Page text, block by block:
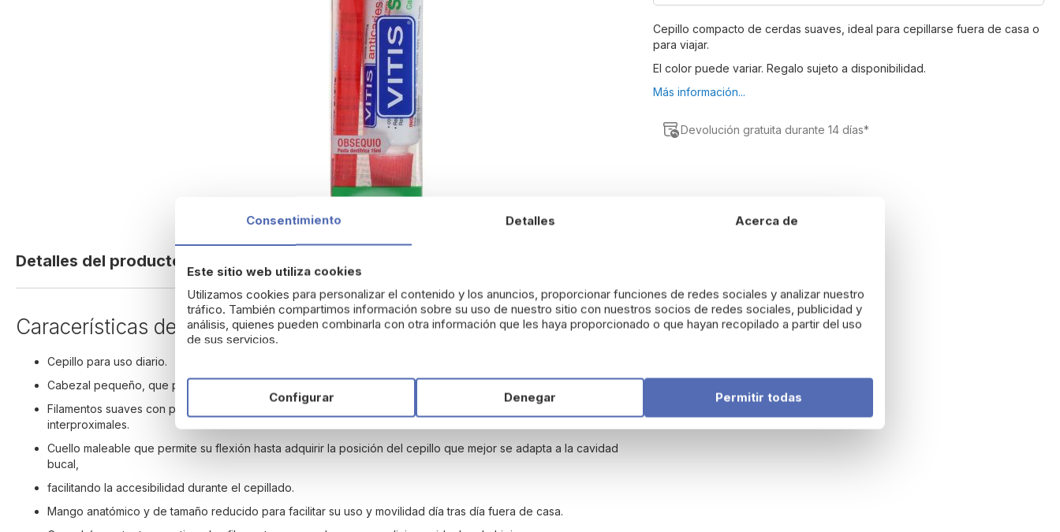
the
of
images
Cepillo compacto de cerdas suaves, ideal para cepillarse fuera de casa o
para viajar.
El color puede variar. Regalo sujeto a disponibilidad.
Más información...
Devolución gratuita durante 14 días*
Detalles del producto
Caracerísticas de Vitis cepillo Suave Compact
Cepillo para uso diario.
Cabezal pequeño, que permite acceder a las zonas de difícil acceso.
Filamentos suaves con perfil ondulado para seguir el contorno de las encías y facilitar el acceso a los espacios
interproximales.
Cuello maleable que permite su flexión hasta adquirir la posición del cepillo que mejor se adapta a la cavidad
bucal,
facilitando la accesibilidad durante el cepillado.
Mango anatómico y de tamaño reducido para facilitar su uso y movilidad día tras día fuera de casa.
Consentimiento Detalles Acerca de
Este sitio web utiliza cookies
Utilizamos cookies para personalizar el contenido y los anuncios, proporcionar funciones de redes sociales y analizar nuestro
tráfico. También compartimos información sobre su uso de nuestro sitio con nuestros socios de redes sociales, publicidad y
análisis, quienes pueden combinarla con otra información que les haya proporcionado o que hayan recopilado a partir del uso
de sus servicios.
Configurar Denegar Permitir todas